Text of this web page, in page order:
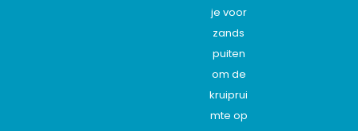
je voor
zands
puiten
om de
kruiprui
mte op